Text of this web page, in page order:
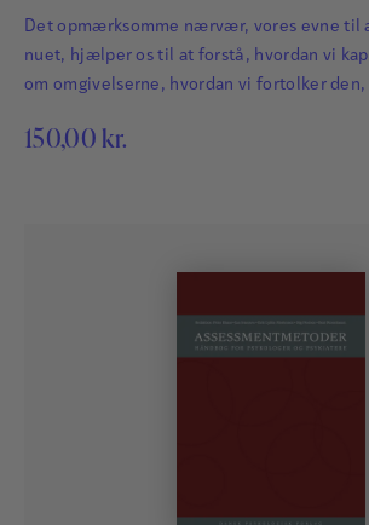
Det opmærksomme nærvær, vores evne til
nuet, hjælper os til at forstå, hvordan vi
om omgivelserne, hvordan vi fortolker den,
bliver vi mere bevidste om vores egen
150,00 kr.